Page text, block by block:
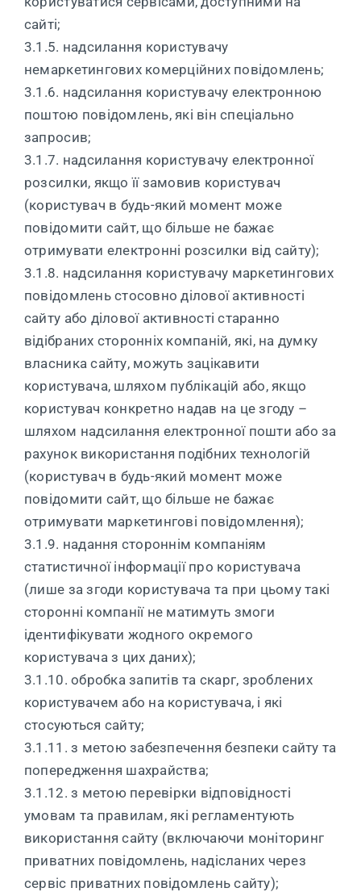
сайті;
3.1.5. надсилання користувачу
немаркетингових комерційних повідомлень;
3.1.6. надсилання користувачу електронною
поштою повідомлень, які він спеціально
запросив;
3.1.7. надсилання користувачу електронної
розсилки, якщо її замовив користувач
(користувач в будь-який момент може
повідомити сайт, що більше не бажає
отримувати електронні розсилки від сайту);
3.1.8. надсилання користувачу маркетингових
повідомлень стосовно ділової активності
сайту або ділової активності старанно
відібраних сторонніх компаній, які, на думку
власника сайту, можуть зацікавити
користувача, шляхом публікацій або, якщо
користувач конкретно надав на це згоду –
шляхом надсилання електронної пошти або за
рахунок використання подібних технологій
(користувач в будь-який момент може
повідомити сайт, що більше не бажає
отримувати маркетингові повідомлення);
3.1.9. надання стороннім компаніям
статистичної інформації про користувача
(лише за згоди користувача та при цьому такі
сторонні компанії не матимуть змоги
ідентифікувати жодного окремого
користувача з цих даних);
3.1.10. обробка запитів та скарг, зроблених
користувачем або на користувача, і які
стосуються сайту;
3.1.11. з метою забезпечення безпеки сайту та
попередження шахрайства;
3.1.12. з метою перевірки відповідності
умовам та правилам, які регламентують
використання сайту (включаючи моніторинг
приватних повідомлень, надісланих через
сервіс приватних повідомлень сайту);